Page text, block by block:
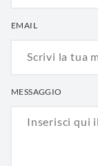
EMAIL
MESSAGGIO